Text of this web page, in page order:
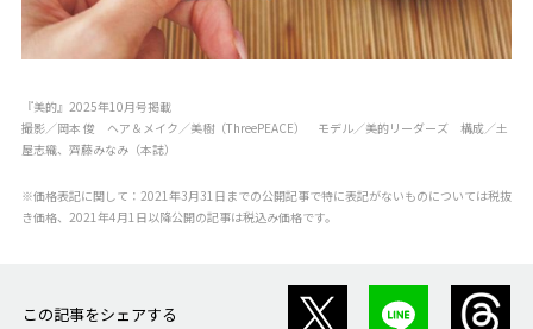
『美的』2025年10月号掲載
撮影／岡本 俊 ヘア＆メイク／美樹（ThreePEACE） モデル／美的リーダーズ 構成／土
屋志織、齊藤みなみ（本誌）
※価格表記に関して：2021年3月31日までの公開記事で特に表記がないものについては税抜
き価格、2021年4月1日以降公開の記事は税込み価格です。
この記事をシェアする